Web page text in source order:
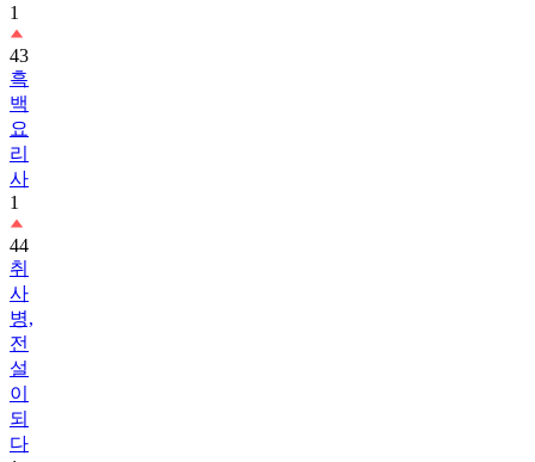
1
43
흑
백
요
리
사
1
44
취
사
병,
전
설
이
되
다